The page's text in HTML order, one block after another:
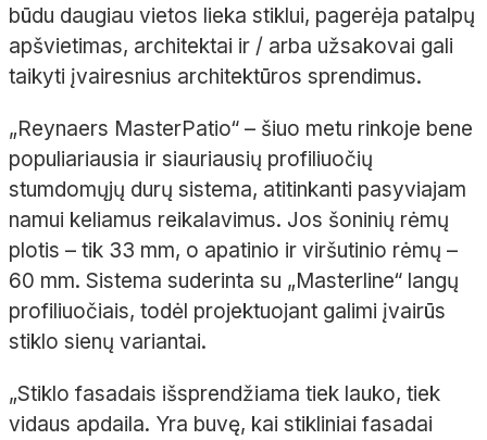
būdu daugiau vietos lieka stiklui, pagerėja patalpų
apšvietimas, architektai ir / arba užsakovai gali
taikyti įvairesnius architektūros sprendimus.
„Reynaers MasterPatio“ – šiuo metu rinkoje bene
populiariausia ir siauriausių profiliuočių
stumdomųjų durų sistema, atitinkanti pasyviajam
namui keliamus reikalavimus. Jos šoninių rėmų
plotis – tik 33 mm, o apatinio ir viršutinio rėmų –
60 mm. Sistema suderinta su „Masterline“ langų
profiliuočiais, todėl projektuojant galimi įvairūs
stiklo sienų variantai.
„Stiklo fasadais išsprendžiama tiek lauko, tiek
vidaus apdaila. Yra buvę, kai stikliniai fasadai